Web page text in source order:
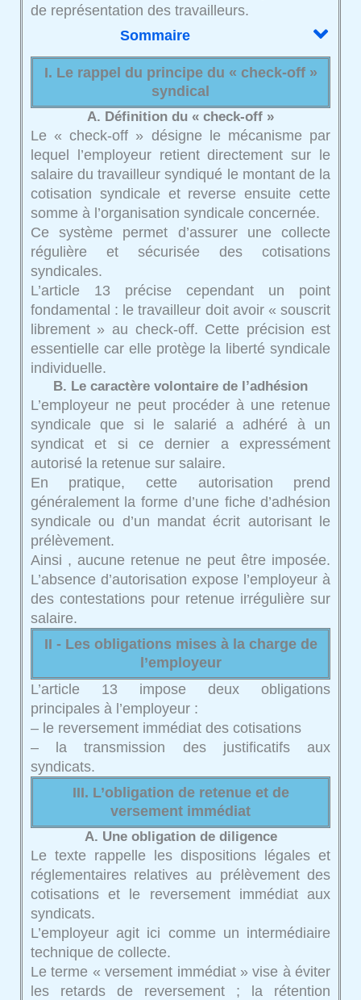
de représentation des travailleurs.
Sommaire
I. Le rappel du principe du « check-off »
syndical
A. Définition du « check-off »
Le « check-off » désigne le mécanisme par
lequel l’employeur retient directement sur le
salaire du travailleur syndiqué le montant de la
cotisation syndicale et reverse ensuite cette
somme à l’organisation syndicale concernée.
Ce système permet d’assurer une collecte
régulière et sécurisée des cotisations
syndicales.
L’article 13 précise cependant un point
fondamental : le travailleur doit avoir « souscrit
librement » au check-off. Cette précision est
essentielle car elle protège la liberté syndicale
individuelle.
B. Le caractère volontaire de l’adhésion
L’employeur ne peut procéder à une retenue
syndicale que si le salarié a adhéré à un
syndicat et si ce dernier a expressément
autorisé la retenue sur salaire.
En pratique, cette autorisation prend
généralement la forme d’une fiche d’adhésion
syndicale ou d’un mandat écrit autorisant le
prélèvement.
Ainsi , aucune retenue ne peut être imposée.
L’absence d’autorisation expose l’employeur à
des contestations pour retenue irrégulière sur
salaire.
II - Les obligations mises à la charge de
l’employeur
L’article 13 impose deux obligations
principales à l’employeur :
– le reversement immédiat des cotisations
– la transmission des justificatifs aux
syndicats.
III. L’obligation de retenue et de
versement immédiat
A. Une obligation de diligence
Le texte rappelle les dispositions légales et
réglementaires relatives au prélèvement des
cotisations et le reversement immédiat aux
syndicats.
L’employeur agit ici comme un intermédiaire
technique de collecte.
Le terme « versement immédiat » vise à éviter
les retards de reversement ; la rétention